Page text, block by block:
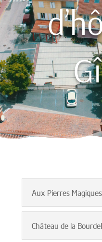
Aux Pierres Magiques
Château de la